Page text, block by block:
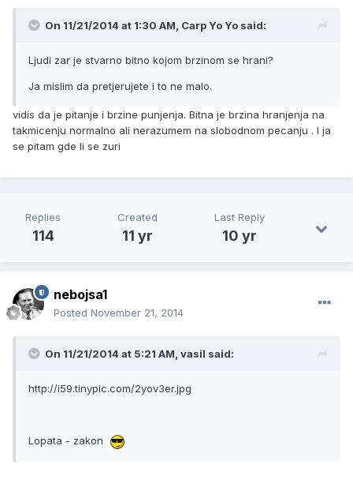
On 11/21/2014 at 1:30 AM, Carp Yo Yo said:
Ljudi zar je stvarno bitno kojom brzinom se hrani?
Ja mislim da pretjerujete i to ne malo.
vidis da je pitanje i brzine punjenja. Bitna je brzina hranjenja na
takmicenju normalno ali nerazumem na slobodnom pecanju . I ja
se pitam gde li se zuri
Replies
114
Created
11 yr
Last Reply
10 yr
nebojsa1
Posted November 21, 2014
On 11/21/2014 at 5:21 AM, vasil said:
http://i59.tinypic.com/2yov3er.jpg
Lopata - zakon